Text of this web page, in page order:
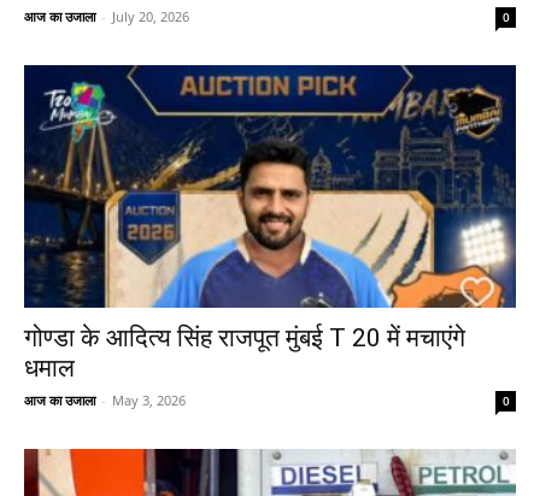
आज का उजाला - July 20, 2026 0
गोण्डा के आदित्य सिंह राजपूत मुंबई T 20 में मचाएंगे
धमाल
आज का उजाला - May 3, 2026 0